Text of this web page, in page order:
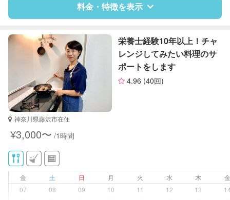
料金・特徴を表示
特徴 料金 レビュー
サポートの特徴
資格
保育士
対応可能/特徴
ゴミの分別/ゴミ出し
庭の手入れ/植木の水やり
片付け/整理整頓
栄養士経験10年以上！チャ
レンジしてみたい料理のサ
ポートをします
4.96 (40回)
神奈川県藤沢市在住
¥3,000〜 /1時間
金 土 日 月 火 水 木
07
08 09 10 11 12 13